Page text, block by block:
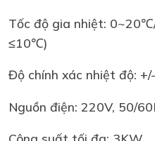
Tốc độ gia nhiệt:
≤10℃)
Độ chính xác nhiệt độ:
Nguồn điện: 220V, 50/